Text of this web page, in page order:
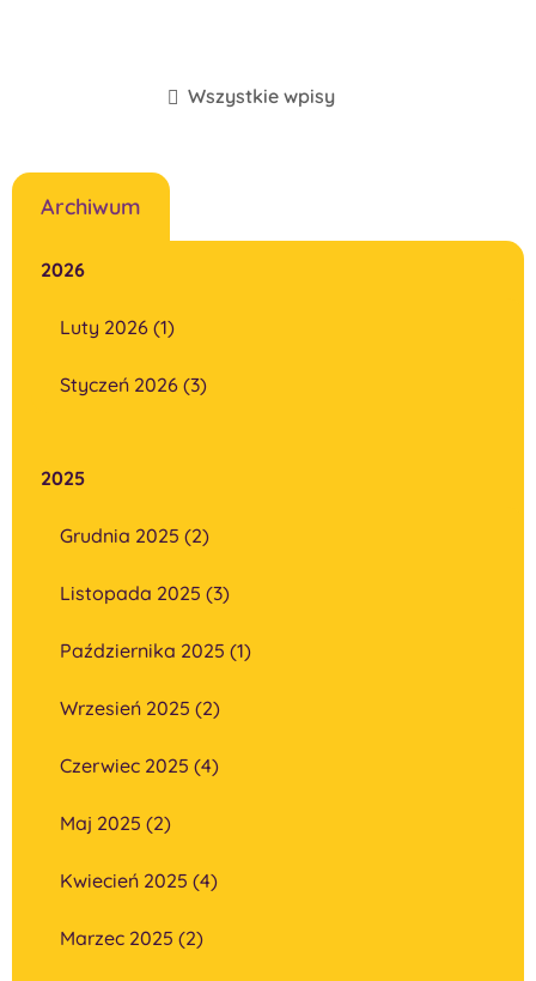
Wszystkie wpisy
Archiwum
2026
Luty 2026 (1)
Styczeń 2026 (3)
2025
Grudnia 2025 (2)
Listopada 2025 (3)
Października 2025 (1)
Wrzesień 2025 (2)
Czerwiec 2025 (4)
Maj 2025 (2)
Kwiecień 2025 (4)
Marzec 2025 (2)